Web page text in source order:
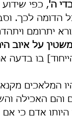
ה', כפי
הדומה לכך.
יתרומם
על איוב
בו בדעה
המלאכים
והם האכילה
אדם כי